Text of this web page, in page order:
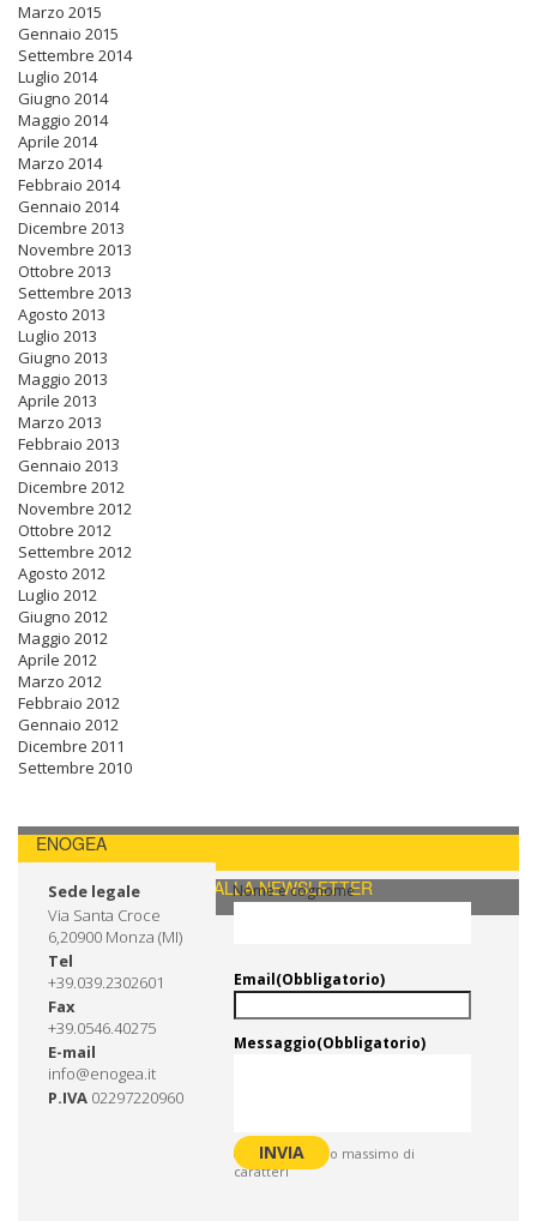
Marzo 2015
Gennaio 2015
Settembre 2014
Luglio 2014
Giugno 2014
Maggio 2014
Aprile 2014
Marzo 2014
Febbraio 2014
Gennaio 2014
Dicembre 2013
Novembre 2013
Ottobre 2013
Settembre 2013
Agosto 2013
Luglio 2013
Giugno 2013
Maggio 2013
Aprile 2013
Marzo 2013
Febbraio 2013
Gennaio 2013
Dicembre 2012
Novembre 2012
Ottobre 2012
Settembre 2012
Agosto 2012
Luglio 2012
Giugno 2012
Maggio 2012
Aprile 2012
Marzo 2012
Febbraio 2012
Gennaio 2012
Dicembre 2011
Settembre 2010
ENOGEA
CONTATTI / ISCRIVITI ALLA NEWSLETTER
Sede legale
Via Santa Croce
6,20900 Monza (MI)
Tel
+39.039.2302601
Fax
+39.0546.40275
E-mail
info@enogea.it
P.IVA 02297220960
Nome e cognome
Email(Obbligatorio)
Messaggio(Obbligatorio)
0 di 600 numero massimo di
caratteri